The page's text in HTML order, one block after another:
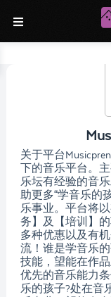
关于平台
下的音乐平台。
乐坛有经验的音
助更多“学音乐的
乐事业。平台将
务】及【培训】
多种优惠以及有
流！谁是学音乐
技能，望能在作
优先的音乐能力
乐的孩子?处在音